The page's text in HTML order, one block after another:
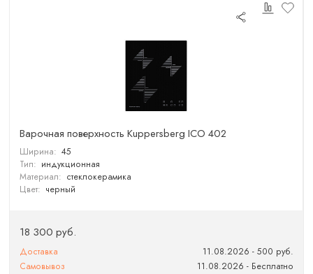
Варочная поверхность Kuppersberg ICO 402
Ширина: 45
Тип: индукционная
Материал: стеклокерамика
Цвет: черный
18 300 руб.
Доставка
11.08.2026 - 500 руб.
Самовывоз
11.08.2026 - Бесплатно